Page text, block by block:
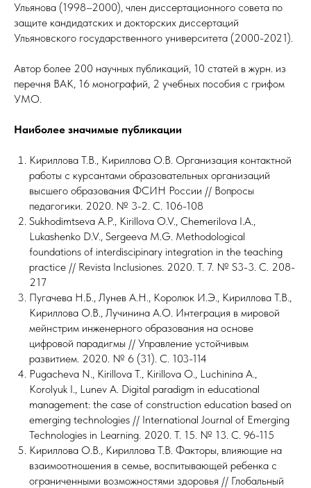
Ульянова (1998–2000), член диссертационного совета по
защите кандидатских и докторских диссертаций
Ульяновского государственного университета (2000-2021).
Автор более 200 научных публикаций, 10 статей в журн. из
перечня ВАК, 16 монографий, 2 учебных пособия с грифом
УМО.
Наиболее значимые публикации
Кириллова Т.В., Кириллова О.В. Организация контактной
работы с курсантами образовательных организаций
высшего образования ФСИН России // Вопросы
педагогики. 2020. № 3-2. С. 106-108
Sukhodimtseva A.P., Kirillova O.V., Chemerilova I.A.,
Lukashenko D.V., Sergeeva M.G. Methodological
foundations of interdiscipinary integration in the teaching
practice // Revista Inclusiones. 2020. Т. 7. № S3-3. С. 208-
217
Пугачева Н.Б., Лунев А.Н., Королюк И.Э., Кириллова Т.В.,
Кириллова О.В., Лучинина А.О. Интеграция в мировой
мейнстрим инженерного образования на основе
цифровой парадигмы // Управление устойчивым
развитием. 2020. № 6 (31). С. 103-114
Pugacheva N., Kirillova T., Kirillova O., Luchinina A.,
Korolyuk I., Lunev A. Digital paradigm in educational
management: the case of construction education based on
emerging technologies // International Journal of Emerging
Technologies in Learning. 2020. Т. 15. № 13. С. 96-115
Кириллова О.В., Кириллова Т.В. Факторы, влияющие на
взаимоотношения в семье, воспитывающей ребенка с
ограниченными возможностями здоровья // Глобальный